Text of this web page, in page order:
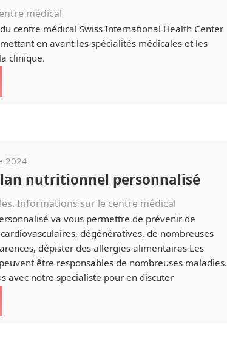
médical
centre médical Swiss International Health Center
en avant les spécialités médicales et les
clinique.
2024
nutritionnel personnalisé
Informations sur le centre médical
va vous permettre de prévenir de
dégénératives, de nombreuses
dépister des allergies alimentaires Les
être responsables de nombreuses maladies.
avec notre specialiste pour en discuter